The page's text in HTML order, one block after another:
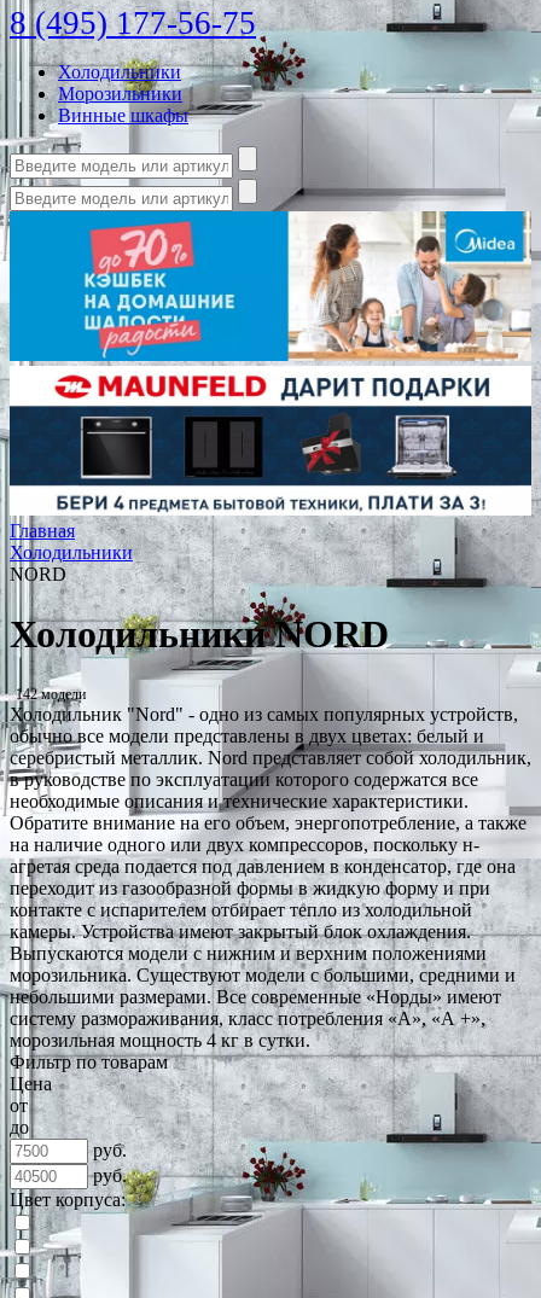
8 (495) 177-56-75
Холодильники
Морозильники
Винные шкафы
Главная
Холодильники
NORD
Холодильники NORD
142 модели
Холодильник "Nord" - одно из самых популярных устройств,
обычно все модели представлены в двух цветах: белый и
серебристый металлик. Nord представляет собой холодильник,
в руководстве по эксплуатации которого содержатся все
необходимые описания и технические характеристики.
Обратите внимание на его объем, энергопотребление, а также
на наличие одного или двух компрессоров, поскольку н­
агретая среда подается под давлением в конденсатор, где она
переходит из газообразной формы в жидкую форму и при
контакте с испарителем отбирает тепло из холодильной
камеры. Устройства имеют закрытый блок охлаждения.
Выпускаются модели с нижним и верхним положениями
морозильника. Существуют модели с большими, средними и
небольшими размерами. Все современные «Норды» имеют
систему размораживания, класс потребления «А», «А +»,
морозильная мощность 4 кг в сутки.
Фильтр по товарам
Цена
от
до
руб.
руб.
Цвет корпуса: